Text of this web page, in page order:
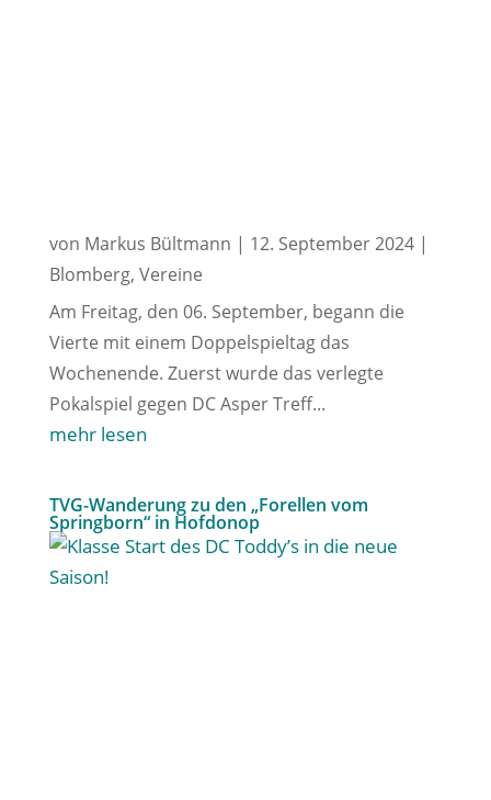
von Markus Bültmann | 12. September 2024|
Blomberg, Vereine
Am Freitag, den 06. September, begann die
Vierte mit einem Doppelspieltag das
Wochenende. Zuerst wurde das verlegte
Pokalspiel gegen DC Asper Treff...
mehr lesen
TVG-Wanderung zu den „Forellen vom
Springborn“ in Hofdonop